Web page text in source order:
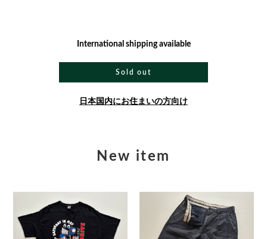
International shipping available
Sold out
日本国内にお住まいの方向け
New item